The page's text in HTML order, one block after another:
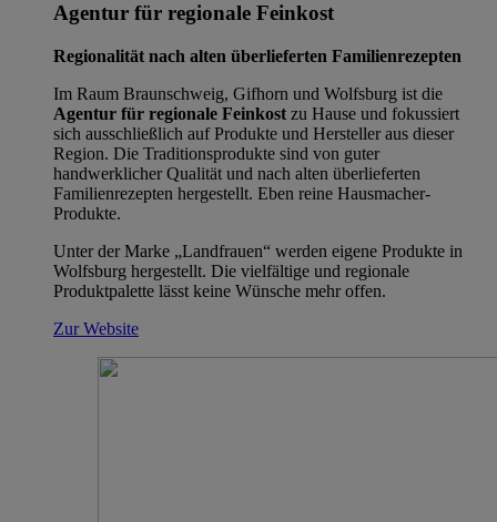
Agentur für regionale Feinkost
Regionalität nach alten überlieferten Familienrezepten
Im Raum Braunschweig, Gifhorn und Wolfsburg ist die
Agentur für regionale Feinkost zu Hause und fokussiert
sich ausschließlich auf Produkte und Hersteller aus dieser
Region. Die Traditionsprodukte sind von guter
handwerklicher Qualität und nach alten überlieferten
Familienrezepten hergestellt. Eben reine Hausmacher-
Produkte.
Unter der Marke „Landfrauen“ werden eigene Produkte in
Wolfsburg hergestellt. Die vielfältige und regionale
Produktpalette lässt keine Wünsche mehr offen.
Zur Website